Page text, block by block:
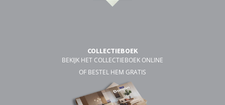
COLLECTIEBOEK
BEKIJK HET COLLECTIEBOEK ONLINE
OF BESTEL HEM GRATIS